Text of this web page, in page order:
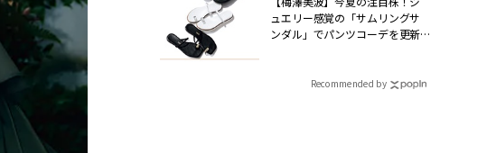
ーメ】おしゃれな人が選んだ婚
約指輪＆結婚指輪を公開 |
CLASSY.[クラッシィ]
ュエリー感覚の「サムリングサ
ンダル」でパンツコーデを更新 |
Recommended by